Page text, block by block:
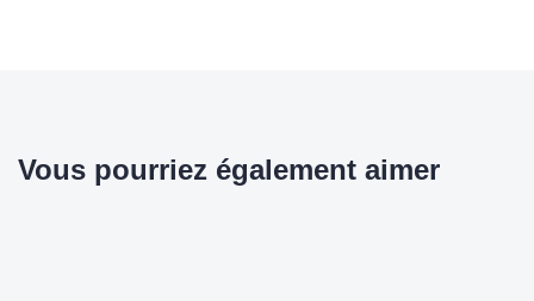
Vous pourriez également aimer